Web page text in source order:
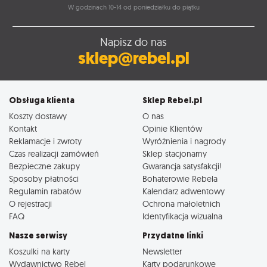
W godzinach 10-14 od poniedziałku do piątku
Napisz do nas
sklep@rebel.pl
Obsługa klienta
Koszty dostawy
Kontakt
Reklamacje i zwroty
Czas realizacji zamówień
Bezpieczne zakupy
Sposoby płatności
Regulamin rabatów
O rejestracji
FAQ
Sklep Rebel.pl
O nas
Opinie Klientów
Wyróżnienia i nagrody
Sklep stacjonarny
Gwarancja satysfakcji!
Bohaterowie Rebela
Kalendarz adwentowy
Ochrona małoletnich
Identyfikacja wizualna
Nasze serwisy
Koszulki na karty
Wydawnictwo Rebel
Przydatne linki
Newsletter
Karty podarunkowe